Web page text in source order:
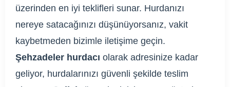
üzerinden en iyi teklifleri sunar. Hurdanızı
nereye satacağınızı düşünüyorsanız, vakit
kaybetmeden bizimle iletişime geçin.
Şehzadeler hurdacı olarak adresinize kadar
geliyor, hurdalarınızı güvenli şekilde teslim